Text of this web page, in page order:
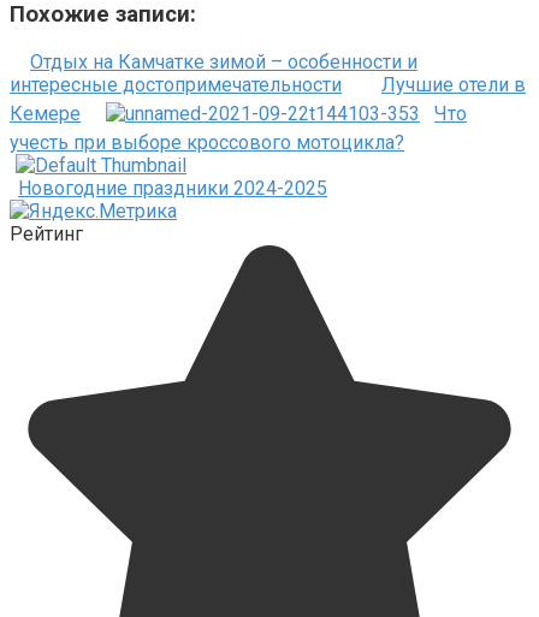
Похожие записи:
Отдых на Камчатке зимой – особенности и
интересные достопримечательности
Лучшие отели в
Кемере
Что
учесть при выборе кроссового мотоцикла?
Новогодние праздники 2024-2025
Рейтинг